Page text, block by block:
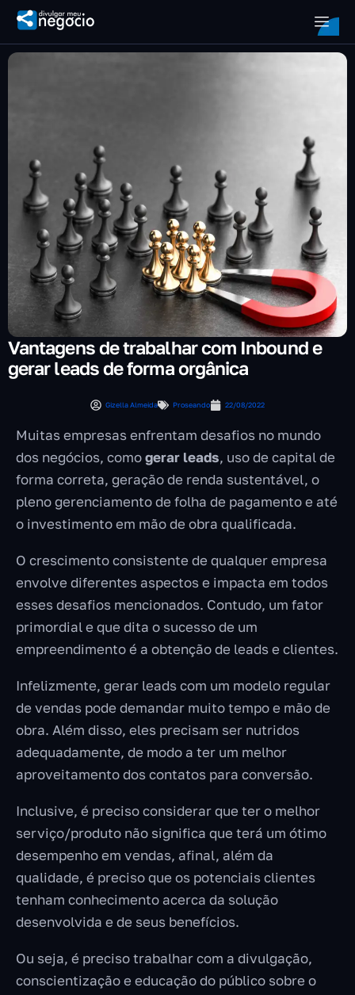
Vantagens de trabalhar com Inbound e
gerar leads de forma orgânica
Gizella Almeida Proseando 22/08/2022
Muitas empresas enfrentam desafios no mundo
dos negócios, comogerar leads, uso de capital de
forma correta, geração de renda sustentável, o
pleno gerenciamento de folha de pagamento e até
o investimento em mão de obra qualificada.
O crescimento consistente de qualquer empresa
envolve diferentes aspectos e impacta em todos
esses desafios mencionados. Contudo, um fator
primordial e que dita o sucesso de um
empreendimento é a obtenção de leads e clientes.
Infelizmente, gerar leads com um modelo regular
de vendas pode demandar muito tempo e mão de
obra. Além disso, eles precisam ser nutridos
adequadamente, de modo a ter um melhor
aproveitamento dos contatos para conversão.
Inclusive, é preciso considerar que ter o melhor
serviço/produto não significa que terá um ótimo
desempenho em vendas, afinal, além da
qualidade, é preciso que os potenciais clientes
tenham conhecimento acerca da solução
desenvolvida e de seus benefícios.
Ou seja, é preciso trabalhar com a divulgação,
conscientização e educação do público sobre o